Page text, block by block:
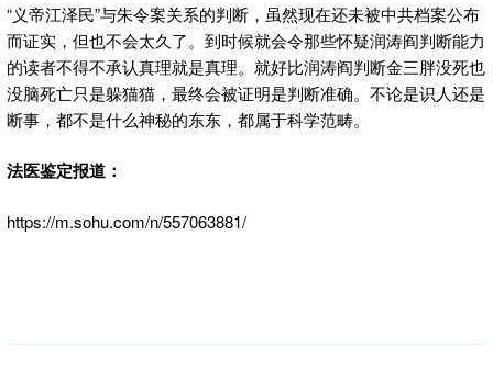
“义帝江泽民”与朱令案关系的判断，虽然现在还未被中共档案公布
而证实，但也不会太久了。到时候就会令那些怀疑润涛阎判断能力
的读者不得不承认真理就是真理。就好比润涛阎判断金三胖没死也
没脑死亡只是躲猫猫，最终会被证明是判断准确。不论是识人还是
断事，都不是什么神秘的东东，都属于科学范畴。
法医鉴定报道：
https://m.sohu.com/n/557063881/